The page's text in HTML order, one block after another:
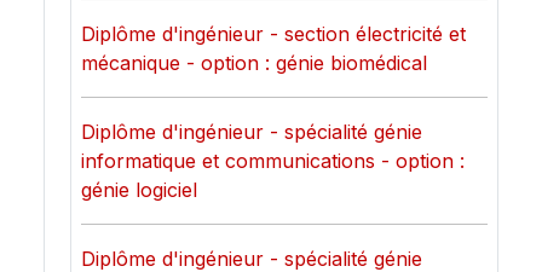
Diplôme d'ingénieur - section électricité et
mécanique - option : génie biomédical
Diplôme d'ingénieur - spécialité génie
informatique et communications - option :
génie logiciel
Diplôme d'ingénieur - spécialité génie